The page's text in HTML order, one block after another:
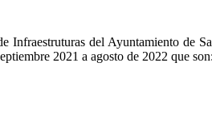
Infraestruturas del Ayuntamiento de
2021 a agosto de 2022 que son: